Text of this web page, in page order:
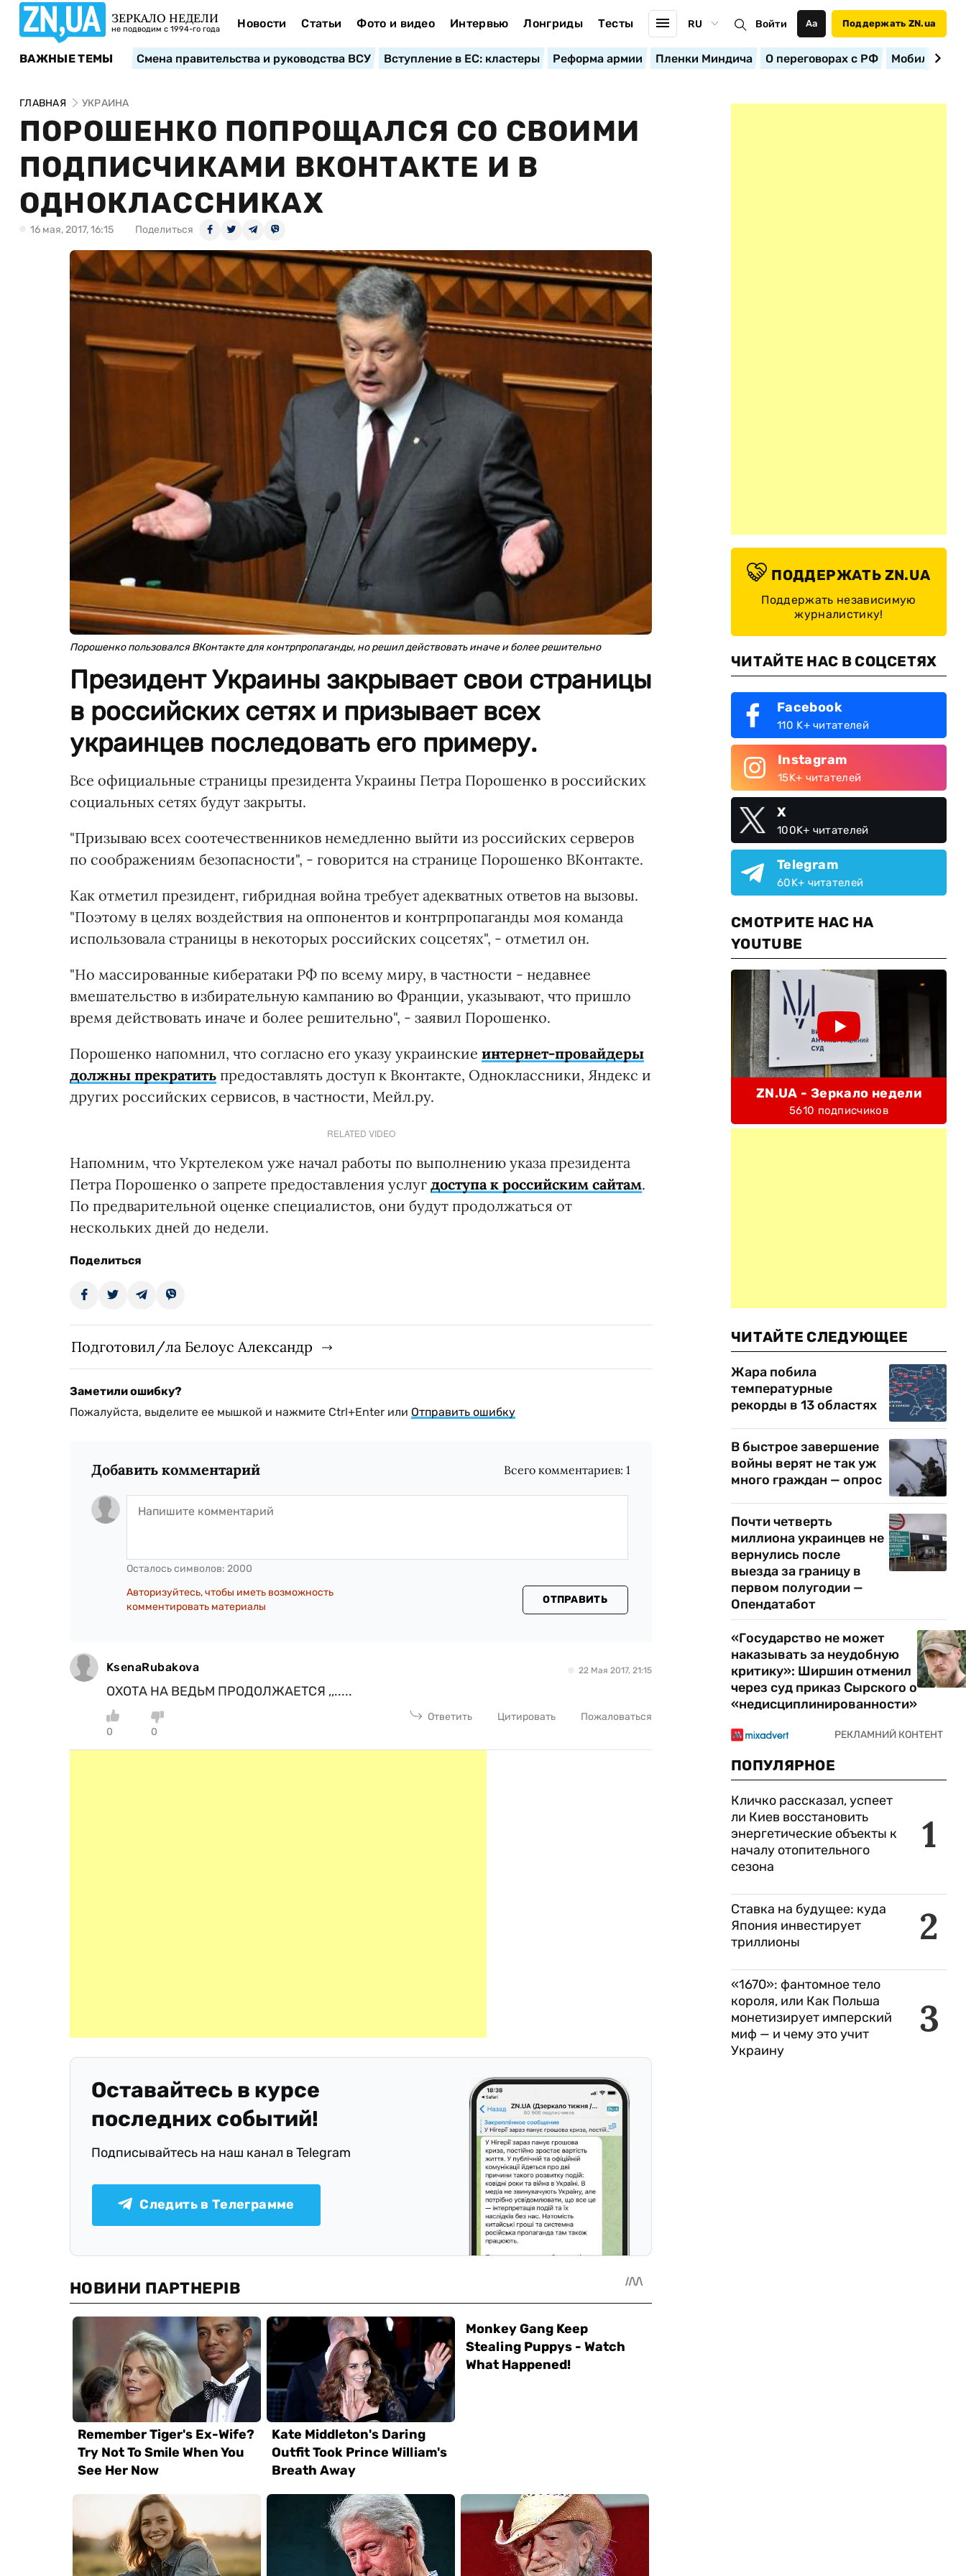
ЗЕРКАЛО НЕДЕЛИ
не подводим с 1994-го года Новости Статьи Фото и видео Интервью Лонгриды Тесты RU Войти Аа Поддержать ZN.ua
ВАЖНЫЕ ТЕМЫ Смена правительства и руководства ВСУ Вступление в ЕС: кластеры Реформа армии Пленки Миндича О переговорах с РФ
ГЛАВНАЯ УКРАИНА
ПОРОШЕНКО ПОПРОЩАЛСЯ СО СВОИМИ
ПОДПИСЧИКАМИ ВКОНТАКТЕ И В
ОДНОКЛАССНИКАХ
16 мая, 2017, 16:15 Поделиться
Порошенко пользовался ВКонтакте для контрпропаганды, но решил действовать иначе и более решительно
Президент Украины закрывает свои страницы
в российских сетях и призывает всех
украинцев последовать его примеру.
Все официальные страницы президента Украины Петра Порошенко в российских
социальных сетях будут закрыты.
"Призываю всех соотечественников немедленно выйти из российских серверов
по соображениям безопасности", - говорится на странице Порошенко ВКонтакте.
Как отметил президент, гибридная война требует адекватных ответов на вызовы.
"Поэтому в целях воздействия на оппонентов и контрпропаганды моя команда
использовала страницы в некоторых российских соцсетях", - отметил он.
"Но массированные кибератаки РФ по всему миру, в частности - недавнее
вмешательство в избирательную кампанию во Франции, указывают, что пришло
время действовать иначе и более решительно", - заявил Порошенко.
Порошенко напомнил, что согласно его указу украинские интернет-провайдеры
должны прекратить предоставлять доступ к Вконтакте, Одноклассники, Яндекс и
других российских сервисов, в частности, Мейл.ру.
RELATED VIDEO
Напомним, что Укртелеком уже начал работы по выполнению указа президента
Петра Порошенко о запрете предоставления услуг доступа к российским сайтам.
По предварительной оценке специалистов, они будут продолжаться от
нескольких дней до недели.
Поделиться
Подготовил/ла Белоус Александр
Заметили ошибку?
Пожалуйста, выделите ее мышкой и нажмите Ctrl+Enter или Отправить ошибку
Добавить комментарий Всего комментариев:1
Осталось символов: 2000
Авторизуйтесь, чтобы иметь возможность
комментировать материалы
ОТПРАВИТЬ
KsenaRubakova 22 Мая 2017, 21:15
ОХОТА НА ВЕДЬМ ПРОДОЛЖАЕТСЯ ,,.....
0 0
Ответить Цитировать Пожаловаться
Оставайтесь в курсе
последних событий!
Подписывайтесь на наш канал в Telegram
Следить в Телеграмме
ПОДДЕРЖАТЬ ZN.UA
Поддержать независимую
журналистику!
ЧИТАЙТЕ НАС В СОЦСЕТЯХ
Facebook
110 K+ читателей
Instagram
15K+ читателей
X
100K+ читателей
Telegram
60K+ читателей
СМОТРИТЕ НАС НА
YOUTUBE
ZN.UA - Зеркало недели
5610 подписчиков
ЧИТАЙТЕ СЛЕДУЮЩЕЕ
Жара побила
температурные
рекорды в 13 областях
В быстрое завершение
войны верят не так уж
много граждан — опрос
Почти четверть
миллиона украинцев не
вернулись после
выезда за границу в
первом полугодии —
Опендатабот
«Государство не может
наказывать за неудобную
критику»: Ширшин отменил
через суд приказ Сырского о
«недисциплинированности»
ПОПУЛЯРНОЕ
1
Кличко рассказал, успеет
ли Киев восстановить
энергетические объекты к
началу отопительного
сезона
2
Ставка на будущее: куда
Япония инвестирует
триллионы
3
«1670»: фантомное тело
короля, или Как Польша
монетизирует имперский
миф — и чему это учит
Украину